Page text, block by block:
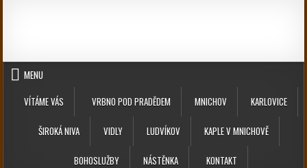
MENU
VÍTÁME VÁS
VRBNO POD PRADĚDEM MNICHOV KARLOVICE
ŠIROKÁ NIVA VIDLY LUDVÍKOV KAPLE V MNICHOVĚ
BOHOSLUŽBY NÁSTĚNKA KONTAKT